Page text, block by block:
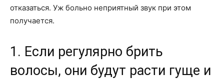
отказаться. Уж больно неприятный звук при этом
получается.
1. Если регулярно брить
волосы, они будут расти гуще и